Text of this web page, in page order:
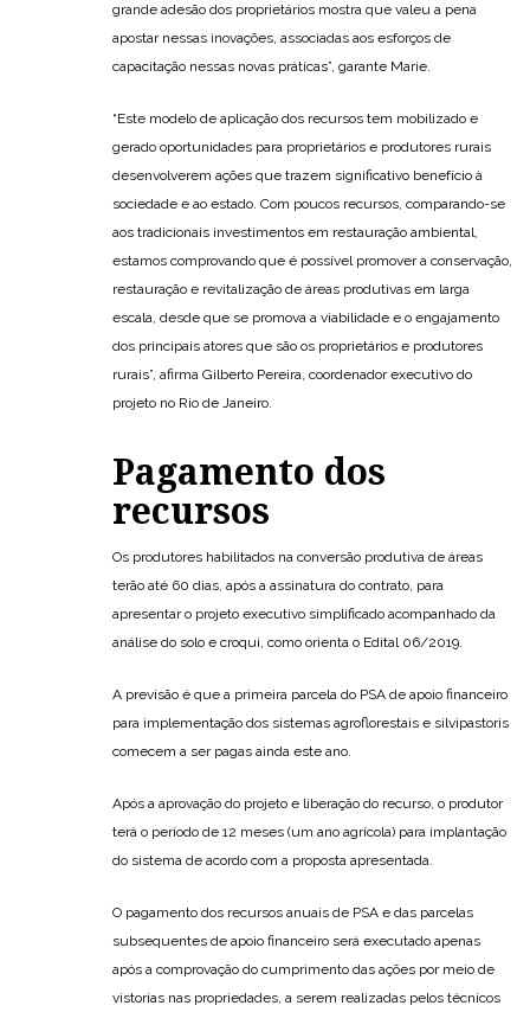
grande adesão dos proprietários mostra que valeu a pena
apostar nessas inovações, associadas aos esforços de
capacitação nessas novas práticas”, garante Marie.
“Este modelo de aplicação dos recursos tem mobilizado e
gerado oportunidades para proprietários e produtores rurais
desenvolverem ações que trazem significativo benefício à
sociedade e ao estado. Com poucos recursos, comparando-se
aos tradicionais investimentos em restauração ambiental,
estamos comprovando que é possível promover a conservação,
restauração e revitalização de áreas produtivas em larga
escala, desde que se promova a viabilidade e o engajamento
dos principais atores que são os proprietários e produtores
rurais”, afirma Gilberto Pereira, coordenador executivo do
projeto no Rio de Janeiro.
Pagamento dos
recursos
Os produtores habilitados na conversão produtiva de áreas
terão até 60 dias, após a assinatura do contrato, para
apresentar o projeto executivo simplificado acompanhado da
análise do solo e croqui, como orienta o Edital 06/2019.
A previsão é que a primeira parcela do PSA de apoio financeiro
para implementação dos sistemas agroflorestais e silvipastoris
comecem a ser pagas ainda este ano.
Após a aprovação do projeto e liberação do recurso, o produtor
terá o período de 12 meses (um ano agrícola) para implantação
do sistema de acordo com a proposta apresentada.
O pagamento dos recursos anuais de PSA e das parcelas
subsequentes de apoio financeiro será executado apenas
após a comprovação do cumprimento das ações por meio de
vistorias nas propriedades, a serem realizadas pelos técnicos